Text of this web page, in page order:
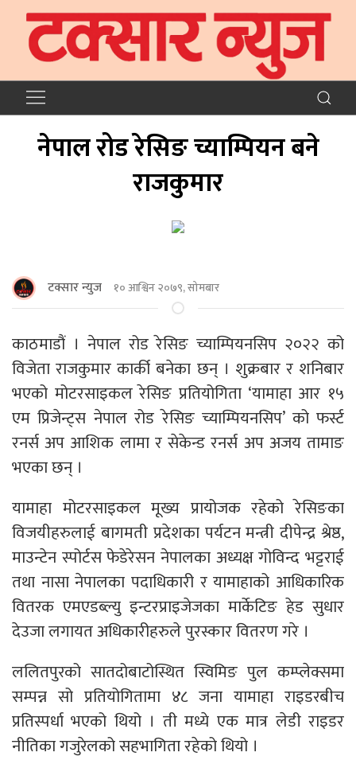
नेपाल रोड रेसिङ च्याम्पियन बने
राजकुमार
टक्सार न्युज १० आश्विन २०७९, सोमबार
काठमाडौं । नेपाल रोड रेसिङ च्याम्पियनसिप २०२२ को
विजेता राजकुमार कार्की बनेका छन् । शुक्रबार र शनिबार
भएको मोटरसाइकल रेसिङ प्रतियोगिता ‘यामाहा आर १५
एम प्रिजेन्ट्स नेपाल रोड रेसिङ च्याम्पियनसिप’ को फर्स्ट
रनर्स अप आशिक लामा र सेकेन्ड रनर्स अप अजय तामाङ
भएका छन् ।
यामाहा मोटरसाइकल मूख्य प्रायोजक रहेको रेसिङका
विजयीहरुलाई बागमती प्रदेशका पर्यटन मन्त्री दीपेन्द्र श्रेष्ठ,
माउन्टेन स्पोर्टस फेडेरेसन नेपालका अध्यक्ष गोविन्द भट्टराई
तथा नासा नेपालका पदाधिकारी र यामाहाको आधिकारिक
वितरक एमएडब्ल्यु इन्टरप्राइजेजका मार्केटिङ हेड सुधार
देउजा लगायत अधिकारीहरुले पुरस्कार वितरण गरे ।
ललितपुरको सातदोबाटोस्थित स्विमिङ पुल कम्प्लेक्समा
सम्पन्न सो प्रतियोगितामा ४८ जना यामाहा राइडरबीच
प्रतिस्पर्धा भएको थियो । ती मध्ये एक मात्र लेडी राइडर
नीतिका गजुरेलको सहभागिता रहेको थियो ।